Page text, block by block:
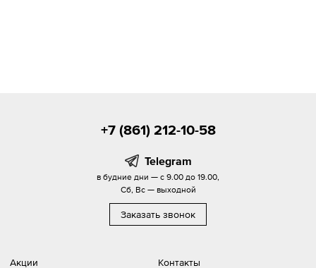
Акции Контакты
+7 (861) 212-10-58
Telegram
в будние дни — с 9.00 до 19.00,
Сб, Вс — выходной
Заказать звонок